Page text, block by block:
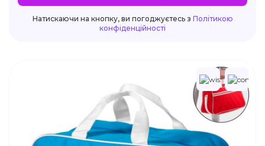
Натискаючи на кнопку, ви погоджуєтесь з Політикою
конфіденційності